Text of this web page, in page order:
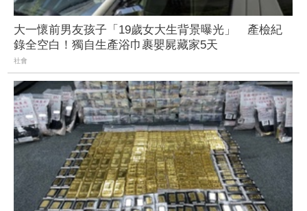
大一懷前男友孩子「19歲女大生背景曝光」 產檢紀
錄全空白！獨自生產浴巾裹嬰屍藏家5天
社會